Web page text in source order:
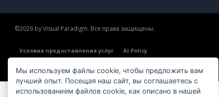
©2026 by Visual Paradigm. Все права защищены.
Условия предоставления услуг
AI Policy
Обзор системы безопасности
Мы используем файлы cookie, чтобы предложить вам
лучший опыт. Посещая наш сайт, вы соглашаетесь с
использованием файлов cookie, как описано в нашей